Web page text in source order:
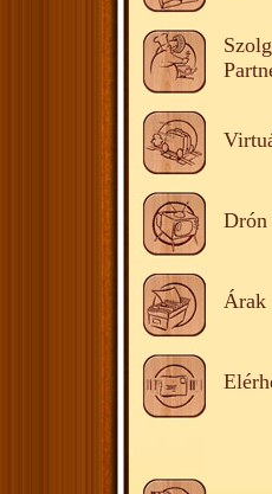
Drón
Árak